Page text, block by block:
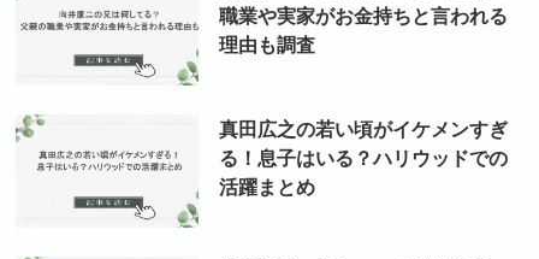
職業や実家がお金持ちと言われる
理由も調査
真田広之の若い頃がイケメンすぎ
る！息子はいる？ハリウッドでの
活躍まとめ